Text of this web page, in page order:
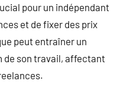
pour un indépendant
et de fixer des prix
peut entraîner un
de son travail, affectant